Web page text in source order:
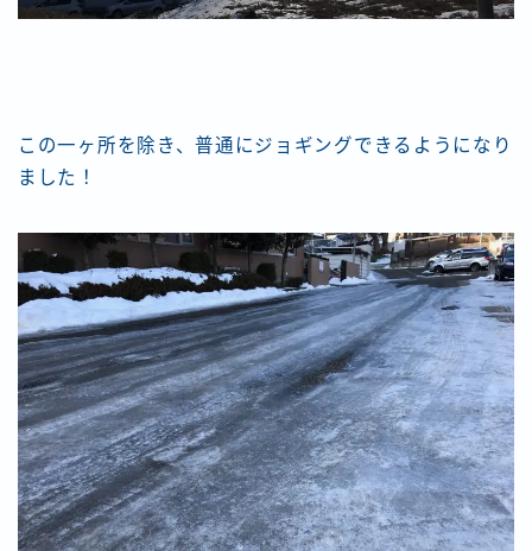
この一ヶ所を除き、普通にジョギングできるようになり
ました！